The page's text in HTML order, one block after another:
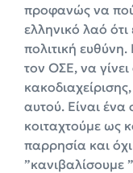
προφανώς να
ελληνικό λαό
πολιτική
τον ΟΣΕ, να
αυτού. Είναι
κοιταχτούμε ως
παρρησία και
”κανιβαλίσουμε